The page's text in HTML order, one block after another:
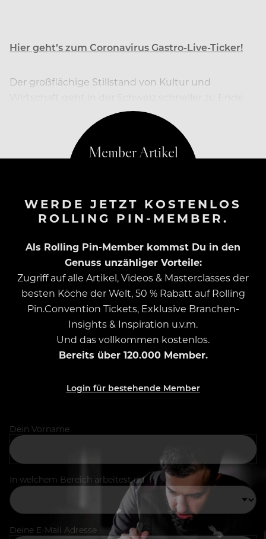
Hier geht’s zum Coronavirus Gastro-Live-Ticker!
Der großflächige Stillstand von Kultur und
WERDE JETZT KOSTENLOS
ROLLING PIN-MEMBER.
Als Rolling Pin-Member kommst Du in den
Genuss unzähliger Vorteile:
Zugriff auf alle Artikel, Videos & Masterclasses der
besten Köche der Welt, 50 % Rabatt auf Rolling
Pin.Convention Tickets, Exklusive Branchen-
Insights & Inspiration u.v.m.
Und das vollkommen kostenlos.
Bereits über 120.000 Member.
Login für bestehende Member
Dein Vorname
In welchem Bereich arbeitest du
Deine E-Mail Adresse